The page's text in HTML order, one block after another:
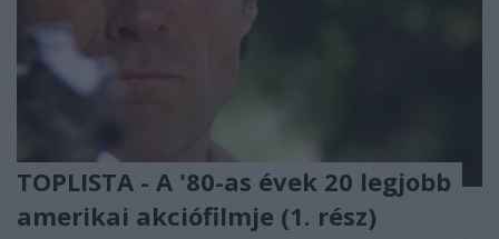
TOPLISTA - A '80-as évek 20 legjobb
amerikai akciófilmje (1. rész)